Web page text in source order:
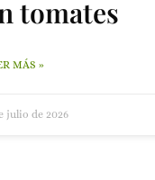
tomates
MÁS »
julio de 2026